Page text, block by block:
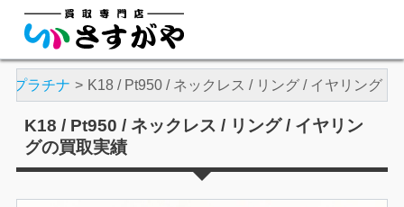
プラチナ K18 / Pt950 / ネックレス / リング / イヤリング
K18 / Pt950 / ネックレス / リング / イヤリン
グの買取実績